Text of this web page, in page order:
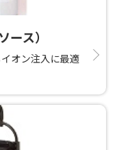
ス）
オン注入に最適